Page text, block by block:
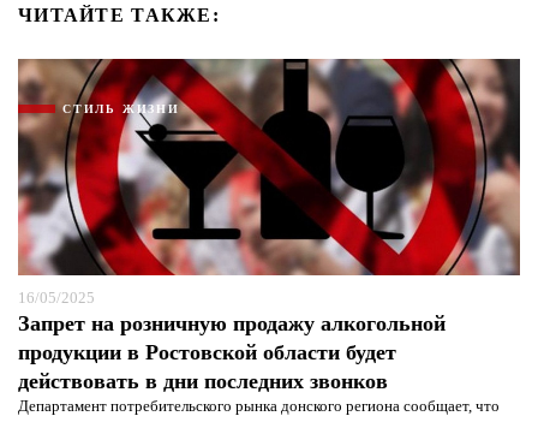
ЧИТАЙТЕ ТАКЖЕ:
СТИЛЬ ЖИЗНИ
16/05/2025
Запрет на розничную продажу алкогольной
продукции в Ростовской области будет
действовать в дни последних звонков
Департамент потребительского рынка донского региона сообщает, что